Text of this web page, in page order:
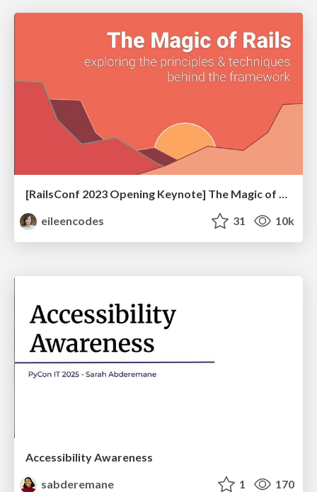
[RailsConf 2023 Opening Keynote] The Magic of Rails
eileencodes
31 10k
Accessibility Awareness
sabderemane
1 170